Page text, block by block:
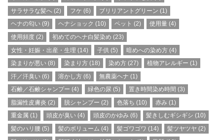
サラサラな髪へ (2) フケ (6) ブリリアントグリーン (1)
ヘナの匂い (9) ヘナショック (10) ペット (2) 使用量 (4)
使用頻度 (2) 初めてのヘナ白髪染め (23)
女性・妊娠・出産・生理 (14) 子供(5) 暗めへの染め方(4)
染まりが悪い (8) 染まり方(18) 染め方(27) 植物アレルギー (1)
汗／汗臭い (6) 溶かし方(6) 無農薬ヘナ (1)
石鹸／石鹸シャンプー (4) 緑色の尿 (5) 置き時間染め時間 (3)
脂漏性皮膚炎 (2) 脱シャンプー (2) 色落ち (10) 赤み (1)
重金属 (1) 頭皮が臭い(4) 頭皮のかゆみ (6) 髪きしむギシギシ (10)
髪のハリ腰 (5) 髪のボリューム (4) 髪ゴワゴワ (14) 髪ツヤツヤ (2)